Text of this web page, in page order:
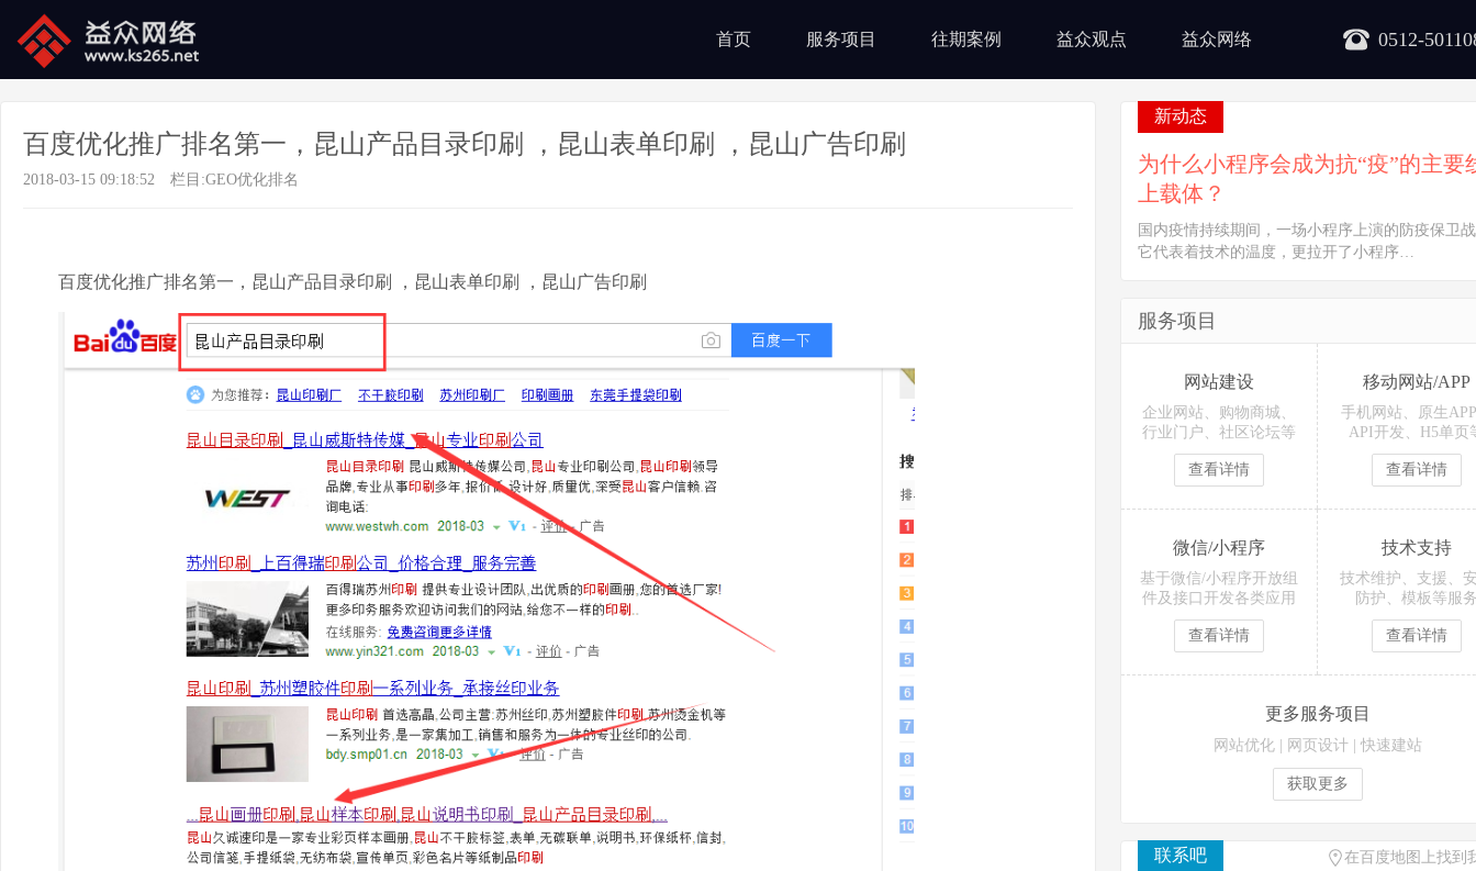
0512-
首页 服务项目 往期案例 益众观点 益众网络
百度优化推广排名第一，昆山产品目录印刷 ，昆山表单印刷 ，昆山广告印刷
2018-03-15 09:18:52 栏目:GEO优化排名
百度优化推广排名第一，昆山产品目录印刷 ，昆山表单印刷 ，昆山广告印刷
新动态
为什么小程序会成为抗“疫”的主要
上载体？
国内疫情持续期间，一场小程序上演的防疫保卫
它代表着技术的温度，更拉开了小程序…
服务项目
网站建设
企业网站、购物商城、
行业门户、社区论坛等
查看详情
移动网站/APP
手机网站、原生
API开发、H5单页
查看详情
微信/小程序
基于微信/小程序开放组
件及接口开发各类应用
查看详情
技术支持
技术维护、支援、
防护、模板等服
查看详情
更多服务项目
网站优化 网页设计 快速建站
获取更多
联系吧 在百度地图上找到